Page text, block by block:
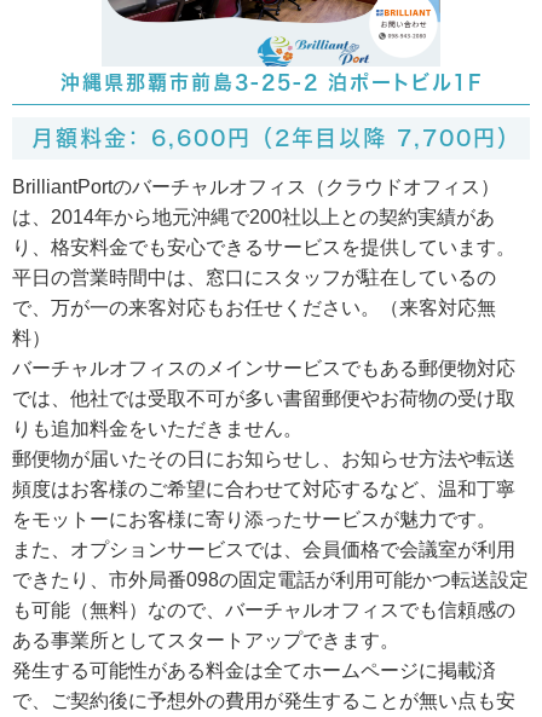
沖縄県那覇市前島3-25-2 泊ポートビル1F
月額料金： 6,600円 （2年目以降 7,700円）
BrilliantPortのバーチャルオフィス（クラウドオフィス）
は、2014年から地元沖縄で200社以上との契約実績があ
り、格安料金でも安心できるサービスを提供しています。
平日の営業時間中は、窓口にスタッフが駐在しているの
で、万が一の来客対応もお任せください。（来客対応無
料）
バーチャルオフィスのメインサービスでもある郵便物対応
では、他社では受取不可が多い書留郵便やお荷物の受け取
りも追加料金をいただきません。
郵便物が届いたその日にお知らせし、お知らせ方法や転送
頻度はお客様のご希望に合わせて対応するなど、温和丁寧
をモットーにお客様に寄り添ったサービスが魅力です。
また、オプションサービスでは、会員価格で会議室が利用
できたり、市外局番098の固定電話が利用可能かつ転送設定
も可能（無料）なので、バーチャルオフィスでも信頼感の
ある事業所としてスタートアップできます。
発生する可能性がある料金は全てホームページに掲載済
で、ご契約後に予想外の費用が発生することが無い点も安